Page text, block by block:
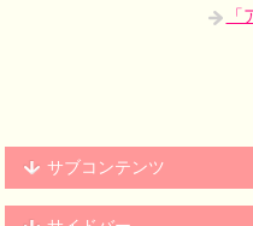
サブコンテンツ